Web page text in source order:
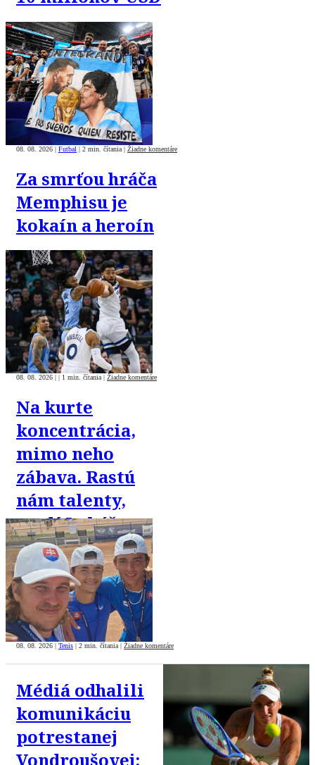
08. 08. 2026 | Futbal | 2 min. čítania | Žiadne komentáre
Za smrťou hráča
Memphisu je
kokaín a heroín
08. 08. 2026 1 min. čítania Žiadne komentáre
Na kurte
koncentrácia,
mimo neho
zábava. Rastú
nám talenty,
tvrdí Lukáš
Lacko
08. 08. 2026 Tenis 2 min. čítania Žiadne komentáre
Médiá odhalili
komunikáciu
potrestanej
Vondroušovej: